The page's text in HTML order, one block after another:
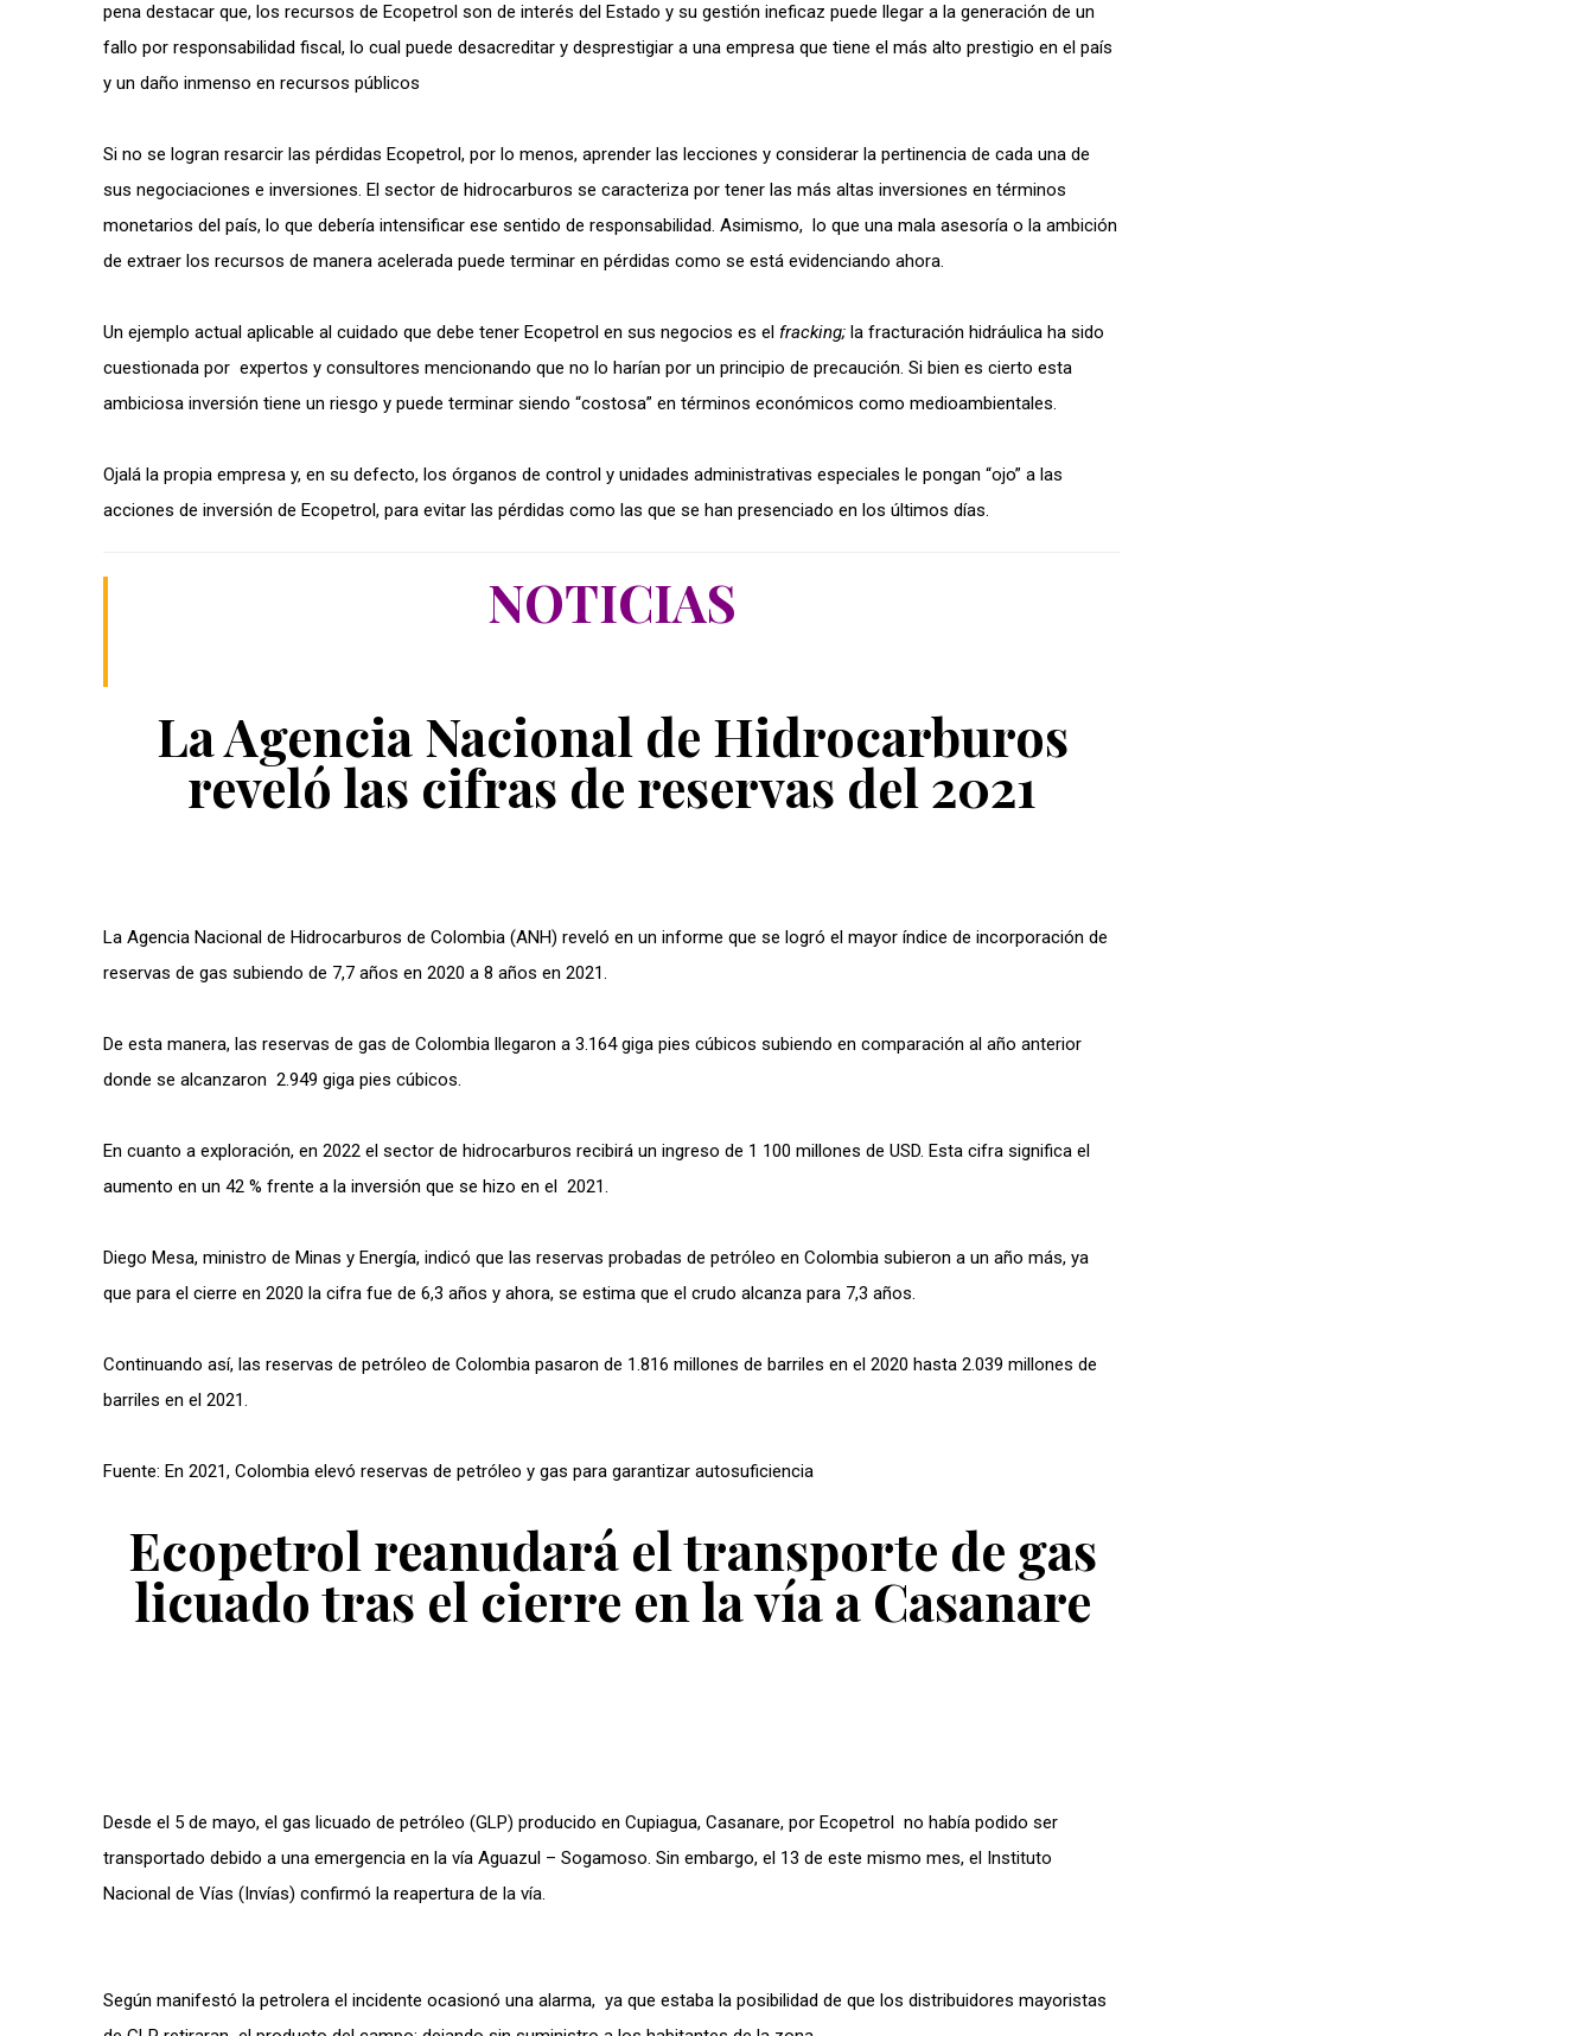
pena destacar que, los recursos de Ecopetrol son de interés del Estado y su gestión ineficaz puede llegar a la generación de un
fallo por responsabilidad fiscal, lo cual puede desacreditar y desprestigiar a una empresa que tiene el más alto prestigio en el país
y un daño inmenso en recursos públicos
Si no se logran resarcir las pérdidas Ecopetrol, por lo menos, aprender las lecciones y considerar la pertinencia de cada una de
sus negociaciones e inversiones. El sector de hidrocarburos se caracteriza por tener las más altas inversiones en términos
monetarios del país, lo que debería intensificar ese sentido de responsabilidad. Asimismo, lo que una mala asesoría o la ambición
de extraer los recursos de manera acelerada puede terminar en pérdidas como se está evidenciando ahora.
Un ejemplo actual aplicable al cuidado que debe tener Ecopetrol en sus negocios es el fracking; la fracturación hidráulica ha sido
cuestionada por expertos y consultores mencionando que no lo harían por un principio de precaución. Si bien es cierto esta
ambiciosa inversión tiene un riesgo y puede terminar siendo “costosa” en términos económicos como medioambientales.
Ojalá la propia empresa y, en su defecto, los órganos de control y unidades administrativas especiales le pongan “ojo” a las
acciones de inversión de Ecopetrol, para evitar las pérdidas como las que se han presenciado en los últimos días.
NOTICIAS
La Agencia Nacional de Hidrocarburos
reveló las cifras de reservas del 2021
La Agencia Nacional de Hidrocarburos de Colombia (ANH) reveló en un informe que se logró el mayor índice de incorporación de
reservas de gas subiendo de 7,7 años en 2020 a 8 años en 2021.
De esta manera, las reservas de gas de Colombia llegaron a 3.164 giga pies cúbicos subiendo en comparación al año anterior
donde se alcanzaron 2.949 giga pies cúbicos.
En cuanto a exploración, en 2022 el sector de hidrocarburos recibirá un ingreso de 1 100 millones de USD. Esta cifra significa el
aumento en un 42 % frente a la inversión que se hizo en el 2021.
Diego Mesa, ministro de Minas y Energía, indicó que las reservas probadas de petróleo en Colombia subieron a un año más, ya
que para el cierre en 2020 la cifra fue de 6,3 años y ahora, se estima que el crudo alcanza para 7,3 años.
Continuando así, las reservas de petróleo de Colombia pasaron de 1.816 millones de barriles en el 2020 hasta 2.039 millones de
barriles en el 2021.
Fuente: En 2021, Colombia elevó reservas de petróleo y gas para garantizar autosuficiencia
Ecopetrol reanudará el transporte de gas
licuado tras el cierre en la vía a Casanare
Desde el 5 de mayo, el gas licuado de petróleo (GLP) producido en Cupiagua, Casanare, por Ecopetrol no había podido ser
transportado debido a una emergencia en la vía Aguazul – Sogamoso. Sin embargo, el 13 de este mismo mes, el Instituto
Nacional de Vías (Invías) confirmó la reapertura de la vía.
Según manifestó la petrolera el incidente ocasionó una alarma, ya que estaba la posibilidad de que los distribuidores mayoristas